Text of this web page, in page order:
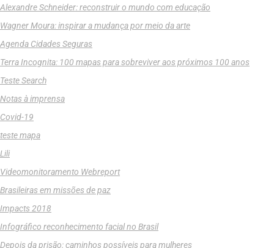
Alexandre Schneider: reconstruir o mundo com educação
Wagner Moura: inspirar a mudança por meio da arte
Agenda Cidades Seguras
Terra Incognita: 100 mapas para sobreviver aos próximos 100 anos
Teste Search
Notas à imprensa
Covid-19
teste mapa
Lili
Videomonitoramento Webreport
Brasileiras em missões de paz
Impacts 2018
Infográfico reconhecimento facial no Brasil
Depois da prisão: caminhos possíveis para mulheres